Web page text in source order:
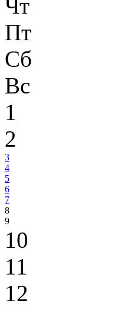
Чт
Пт
Сб
Вс
1
2
3
4
5
6
7
8
9
10
11
12